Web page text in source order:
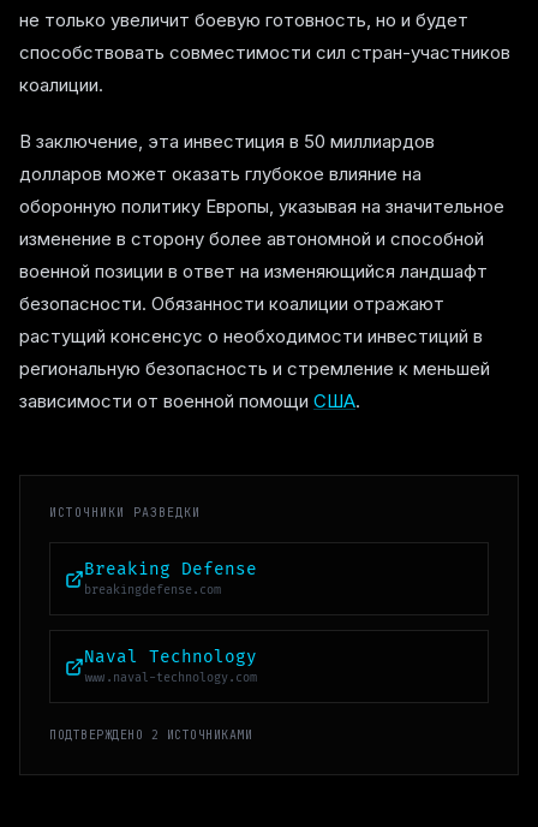
не только увеличит боевую готовность, но и будет
способствовать совместимости сил стран-участников
коалиции.
В заключение, эта инвестиция в 50 миллиардов
долларов может оказать глубокое влияние на
оборонную политику Европы, указывая на значительное
изменение в сторону более автономной и способной
военной позиции в ответ на изменяющийся ландшафт
безопасности. Обязанности коалиции отражают
растущий консенсус о необходимости инвестиций в
региональную безопасность и стремление к меньшей
зависимости от военной помощи США.
ИСТОЧНИКИ РАЗВЕДКИ
Breaking Defense
breakingdefense.com
Naval Technology
www.naval-technology.com
ПОДТВЕРЖДЕНО 2 ИСТОЧНИКАМИ